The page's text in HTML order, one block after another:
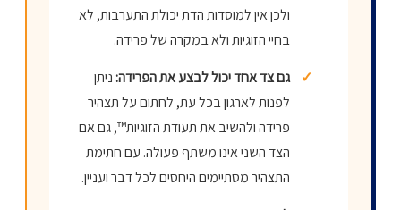
ולכן אין למוסדות הדת יכולת התערבות, לא
בחיי הזוגיות ולא במקרה של פרידה.
✓
גם צד אחד יכול לבצע את הפרידה:ניתן
לפנות לארגון בכל עת, לחתום על תצהיר
פרידה ולהשיב את תעודת הזוגיות™, גם אם
הצד השני אינו משתף פעולה. עם חתימת
התצהיר מסתיימים היחסים לכל דבר ועניין.